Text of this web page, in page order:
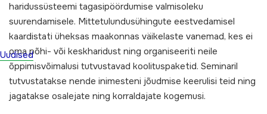
Uudised
haridussüsteemi tagasipöördumise valmisoleku
suurendamisele. Mittetulundusühingute eestvedamisel
kaardistati üheksas maakonnas väikelaste vanemad, kes ei
oma põhi- või keskharidust ning organiseeriti neile
õppimisvõimalusi tutvustavad koolituspaketid. Seminaril
tutvustatakse nende inimesteni jõudmise keerulisi teid ning
jagatakse osalejate ning korraldajate kogemusi.